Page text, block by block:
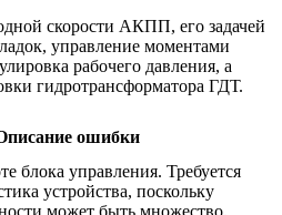
скорости АКПП, его задачей
управление моментами
рабочего давления, а
гидротрансформатора ГДТ.
ошибки
блока управления. Требуется
устройства, поскольку